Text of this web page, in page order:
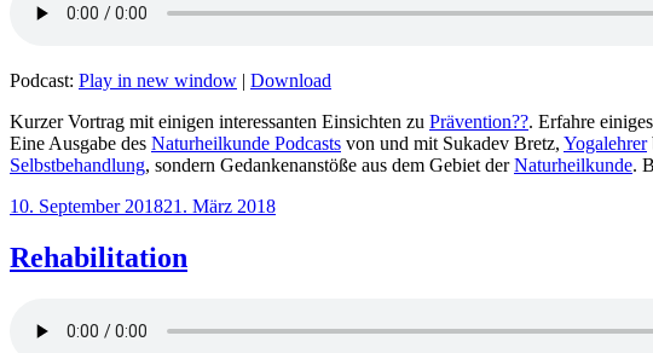
Podcast: Play in new window | Download
Kurzer Vortrag mit einigen interessanten Einsichten zu Prävention??. Erfahre
Eine Ausgabe des Naturheilkunde Podcasts von und mit Sukadev Bretz, Yogalehrer
Selbstbehandlung, sondern Gedankenanstöße aus dem Gebiet derNaturheilkunde.
Veröffentlicht
10. September 201821. März 2018
Rehabilitation